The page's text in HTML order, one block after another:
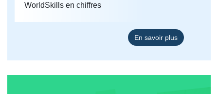
WorldSkills en chiffres
En savoir plus